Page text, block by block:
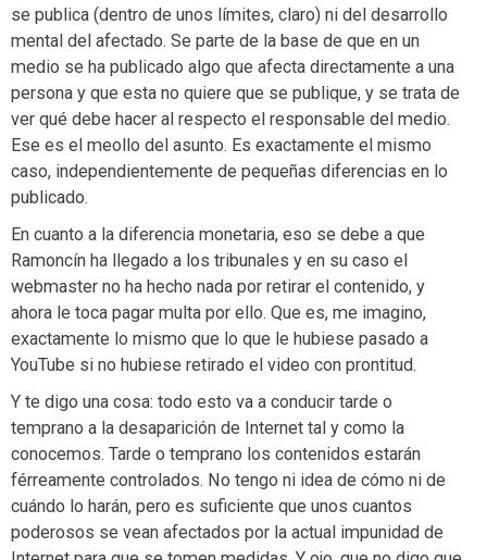
se publica (dentro de unos límites, claro) ni del desarrollo
mental del afectado. Se parte de la base de que en un
medio se ha publicado algo que afecta directamente a una
persona y que esta no quiere que se publique, y se trata de
ver qué debe hacer al respecto el responsable del medio.
Ese es el meollo del asunto. Es exactamente el mismo
caso, independientemente de pequeñas diferencias en lo
publicado.
En cuanto a la diferencia monetaria, eso se debe a que
Ramoncín ha llegado a los tribunales y en su caso el
webmaster no ha hecho nada por retirar el contenido, y
ahora le toca pagar multa por ello. Que es, me imagino,
exactamente lo mismo que lo que le hubiese pasado a
YouTube si no hubiese retirado el video con prontitud.
Y te digo una cosa: todo esto va a conducir tarde o
temprano a la desaparición de Internet tal y como la
conocemos. Tarde o temprano los contenidos estarán
férreamente controlados. No tengo ni idea de cómo ni de
cuándo lo harán, pero es suficiente que unos cuantos
poderosos se vean afectados por la actual impunidad de